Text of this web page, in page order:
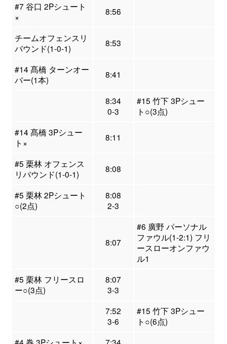
#7 谷口 2Pシュート
×
8:56
チームオフェンスリ
バウンド(1-0-1)
8:53
#14 髙橋 ターンオー
バー(1本)
8:41
8:34
0-3
#15 竹下 3Pシュー
ト○(3点)
#14 髙橋 3Pシュー
ト×
8:11
#5 栗林 オフェンス
リバウンド(1-0-1)
8:08
#5 栗林 2Pシュート
○(2点)
8:08
2-3
8:07
#6 廣野 パーソナル
ファウル(1-2:1) フリ
ースローオンファウ
ル1
#5 栗林 フリースロ
ー○(3点)
8:07
3-3
7:52
3-6
#15 竹下 3Pシュー
ト○(6点)